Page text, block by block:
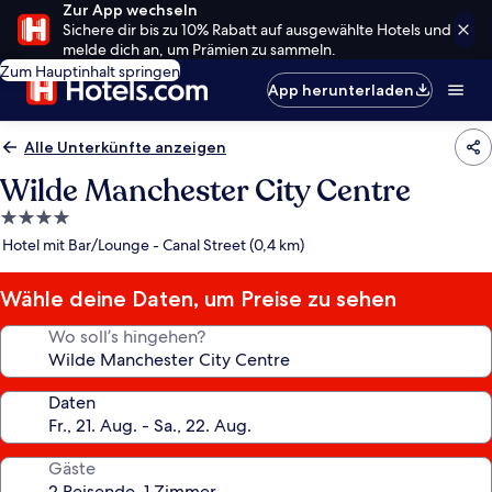
Zur App wechseln
Sichere dir bis zu 10% Rabatt auf ausgewählte Hotels und
melde dich an, um Prämien zu sammeln.
Zum Hauptinhalt springen
App herunterladen
Alle Unterkünfte anzeigen
Wilde Manchester City Centre
4.0-
Sterne-
Hotel mit Bar/Lounge - Canal Street (0,4 km)
Wähle deine Daten, um Preise zu sehen
Wo soll’s hingehen?
Daten
Gäste